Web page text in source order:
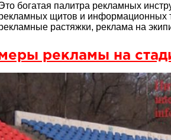
богатая палитра рекламных
щитов и информационных
растяжки, реклама на
рекламы на